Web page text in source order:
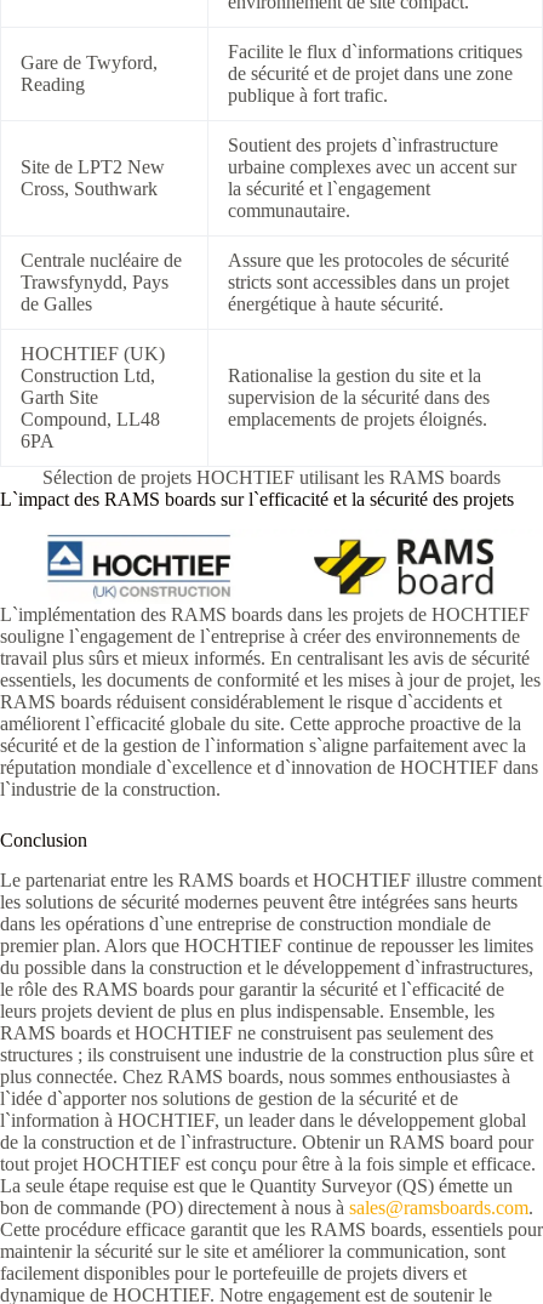
Gare de Twyford,
Reading
Facilite le flux d`informations critiques
de sécurité et de projet dans une zone
publique à fort trafic.
Site de LPT2 New
Cross, Southwark
Soutient des projets d`infrastructure
urbaine complexes avec un accent sur
la sécurité et l`engagement
communautaire.
Centrale nucléaire de
Trawsfynydd, Pays
de Galles
Assure que les protocoles de sécurité
stricts sont accessibles dans un projet
énergétique à haute sécurité.
HOCHTIEF (UK)
Construction Ltd,
Garth Site
Compound, LL48
6PA
Rationalise la gestion du site et la
supervision de la sécurité dans des
emplacements de projets éloignés.
Sélection de projets HOCHTIEF utilisant les RAMS boards
L`impact des RAMS boards sur l`efficacité et la sécurité des projets
L`implémentation des RAMS boards dans les projets de HOCHTIEF
souligne l`engagement de l`entreprise à créer des environnements de
travail plus sûrs et mieux informés. En centralisant les avis de sécurité
essentiels, les documents de conformité et les mises à jour de projet, les
RAMS boards réduisent considérablement le risque d`accidents et
améliorent l`efficacité globale du site. Cette approche proactive de la
sécurité et de la gestion de l`information s`aligne parfaitement avec la
réputation mondiale d`excellence et d`innovation de HOCHTIEF dans
l`industrie de la construction.
Conclusion
Le partenariat entre les RAMS boards et HOCHTIEF illustre comment
les solutions de sécurité modernes peuvent être intégrées sans heurts
dans les opérations d`une entreprise de construction mondiale de
premier plan. Alors que HOCHTIEF continue de repousser les limites
du possible dans la construction et le développement d`infrastructures,
le rôle des RAMS boards pour garantir la sécurité et l`efficacité de
leurs projets devient de plus en plus indispensable. Ensemble, les
RAMS boards et HOCHTIEF ne construisent pas seulement des
structures ; ils construisent une industrie de la construction plus sûre et
plus connectée. Chez RAMS boards, nous sommes enthousiastes à
l`idée d`apporter nos solutions de gestion de la sécurité et de
l`information à HOCHTIEF, un leader dans le développement global
de la construction et de l`infrastructure. Obtenir un RAMS board pour
tout projet HOCHTIEF est conçu pour être à la fois simple et efficace.
La seule étape requise est que le Quantity Surveyor (QS) émette un
bon de commande (PO) directement à nous à sales@ramsboards.com.
Cette procédure efficace garantit que les RAMS boards, essentiels pour
maintenir la sécurité sur le site et améliorer la communication, sont
facilement disponibles pour le portefeuille de projets divers et
dynamique de HOCHTIEF. Notre engagement est de soutenir le